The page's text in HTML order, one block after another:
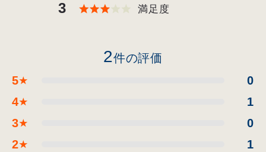
3 満足度
2件の評価
5★
0
4★
1
3★
0
2★
1